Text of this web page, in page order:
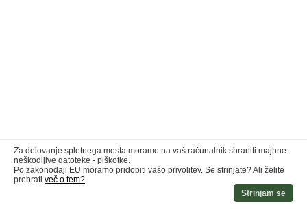
Za delovanje spletnega mesta moramo na vaš računalnik shraniti majhne
neškodljive datoteke - piškotke.
Po zakonodaji EU moramo pridobiti vašo privolitev. Se strinjate? Ali želite
prebrati več o tem?
Strinjam se